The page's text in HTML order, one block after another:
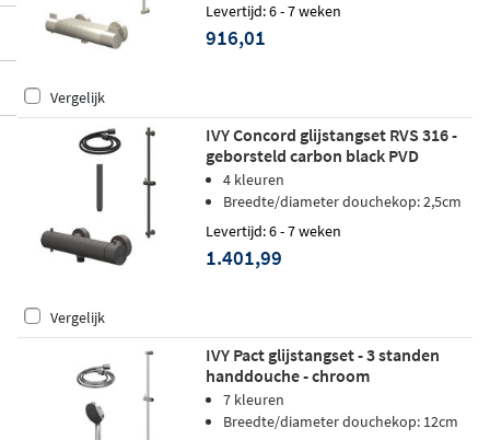
Levertijd: 6 - 7 weken
916,01
Vergelijk
IVY Concord glijstangset RVS 316 -
geborsteld carbon black PVD
4 kleuren
Breedte/diameter douchekop: 2,5cm
Levertijd: 6 - 7 weken
1.401,99
Vergelijk
IVY Pact glijstangset - 3 standen
handdouche - chroom
7 kleuren
Breedte/diameter douchekop: 12cm